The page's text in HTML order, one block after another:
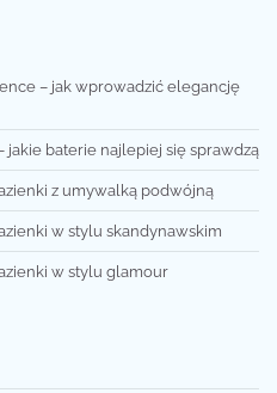
– jak wprowadzić elegancję
jakie baterie najlepiej się sprawdzą
z umywalką podwójną
w stylu skandynawskim
w stylu glamour